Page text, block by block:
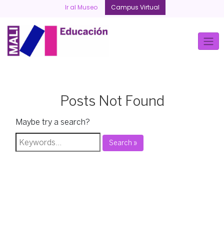
content
Ir al Museo Campus Virtual
Posts Not Found
Maybe try a search?
Search »